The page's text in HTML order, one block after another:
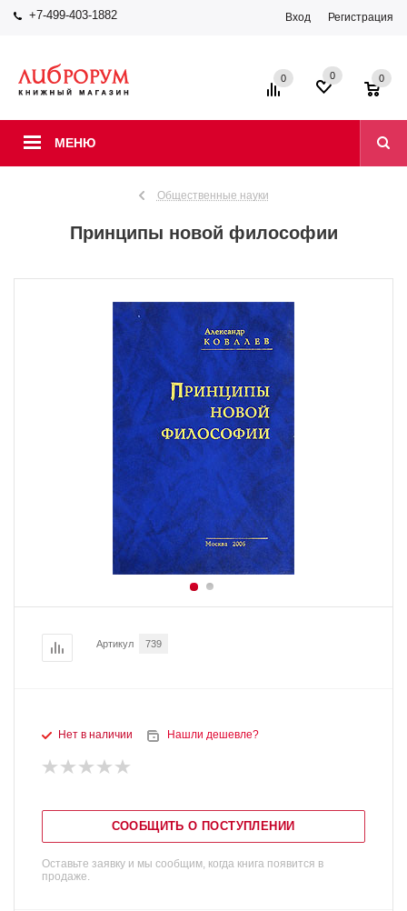
+7-499-403-1882 Вход Регистрация
МЕНЮ
0 0 0
Общественные науки
Принципы новой философии
Артикул 739
Нет в наличии Нашли дешевле?
СООБЩИТЬ О ПОСТУПЛЕНИИ
Оставьте заявку и мы сообщим, когда книга появится в
продаже.